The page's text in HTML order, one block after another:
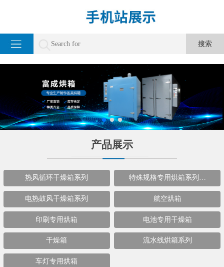
产品展示
热风循环干燥箱系列 特殊规格专用烘箱系列…
电热鼓风干燥箱系列 航空烘箱
印刷专用烘箱 电池专用干燥箱
干燥箱 流水线烘箱系列
车灯专用烘箱